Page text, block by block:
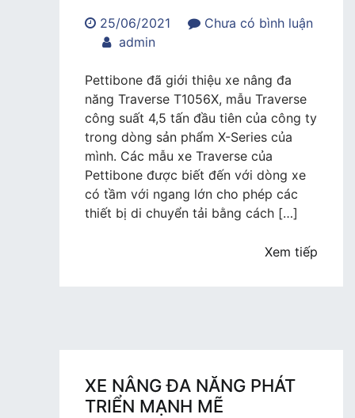
25/06/2021
Chưa có bình luận
trong
ra
mắt
xe
nâng
đa
năng
T1056X
admin
Pettibone đã giới thiệu xe nâng đa
năng Traverse T1056X, mẫu Traverse
công suất 4,5 tấn đầu tiên của công ty
trong dòng sản phẩm X-Series của
mình. Các mẫu xe Traverse của
Pettibone được biết đến với dòng xe
có tầm với ngang lớn cho phép các
thiết bị di chuyển tải bằng cách […]
Xem tiếp
XE NÂNG ĐA NĂNG PHÁT
TRIỂN MẠNH MẼ